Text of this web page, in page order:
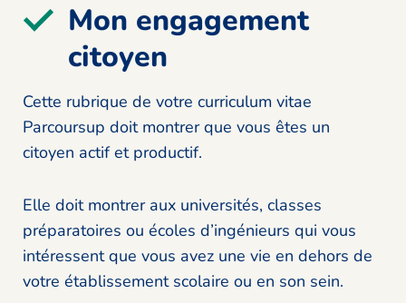
Mon engagement
citoyen
Cette rubrique de votre curriculum vitae
Parcoursup doit montrer que vous êtes un
citoyen actif et productif.
Elle doit montrer aux universités, classes
préparatoires ou écoles d’ingénieurs qui vous
intéressent que vous avez une vie en dehors de
votre établissement scolaire ou en son sein.